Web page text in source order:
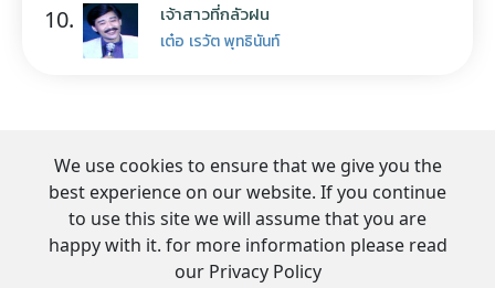
10. เจ้าสาวที่กลัวฝน
เต๋อ เรวัต พุทธินันท์
We use cookies to ensure that we give you the
best experience on our website. If you continue
to use this site we will assume that you are
happy with it. for more information please read
our Privacy Policy